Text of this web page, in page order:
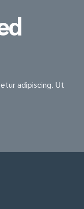
adipiscing. Ut